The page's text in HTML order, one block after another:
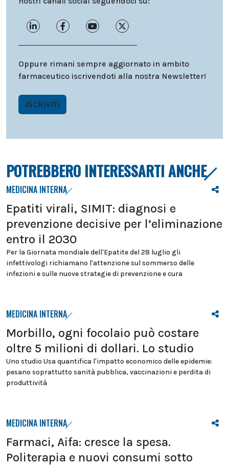
Oppure rimani sempre aggiornato in ambito
farmaceutico iscrivendoti alla nostra Newsletter!
ISCRIVITI
POTREBBERO INTERESSARTI ANCHE
MEDICINA INTERNA
Epatiti virali, SIMIT: diagnosi e
prevenzione decisive per l’eliminazione
entro il 2030
Per la Giornata mondiale dell'Epatite del 28 luglio gli
infettivologi richiamano l'attenzione sul sommerso delle
infezioni e sulle nuove strategie di prevenzione e cura
MEDICINA INTERNA
Morbillo, ogni focolaio può costare
oltre 5 milioni di dollari. Lo studio
Uno studio Usa quantifica l'impatto economico delle epidemie:
pesano soprattutto sanità pubblica, vaccinazioni e perdita di
produttività
MEDICINA INTERNA
Farmaci, Aifa: cresce la spesa.
Politerapia e nuovi consumi sotto